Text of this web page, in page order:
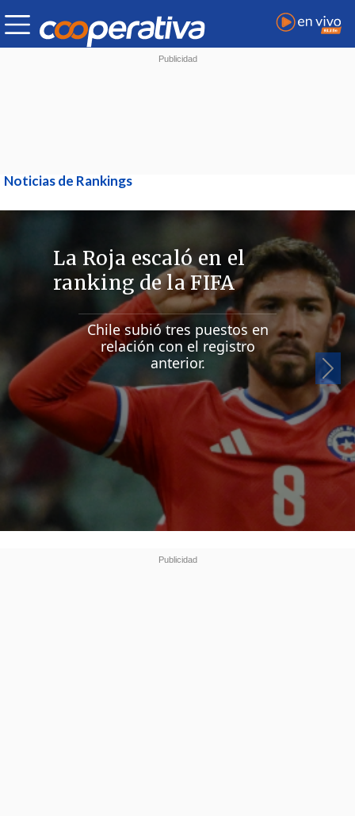
Noticias de Rankings
La Roja escaló en el
ranking de la FIFA
Chile subió tres puestos en
relación con el registro
anterior.